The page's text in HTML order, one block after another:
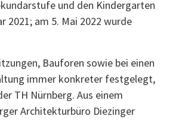
und den Kindergarten
2021; am 5. Mai 2022 wurde
Bauforen sowie bei einen
immer konkreter festgelegt,
TH Nürnberg. Aus einem
Architekturbüro Diezinger